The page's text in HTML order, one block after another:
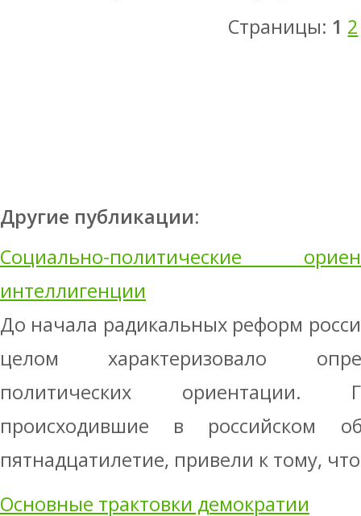
Страницы: 1 2
Другие публикации:
Социально-политические
интеллигенции
До начала радикальных реформ
целом характеризовало
политических ориентации.
происходившие в российском
пятнадцатилетие, привели к тому,
Основные трактовки демократии